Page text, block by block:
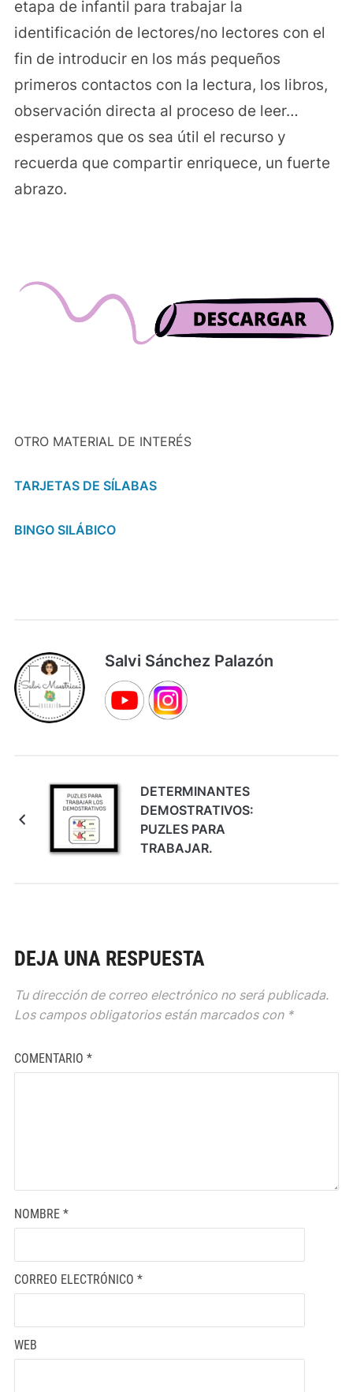
etapa de infantil para trabajar la
identificación de lectores/no lectores con el
fin de introducir en los más pequeños
primeros contactos con la lectura, los libros,
observación directa al proceso de leer…
esperamos que os sea útil el recurso y
recuerda que compartir enriquece, un fuerte
abrazo.
OTRO MATERIAL DE INTERÉS
TARJETAS DE SÍLABAS
BINGO SILÁBICO
Salvi Sánchez Palazón
DETERMINANTES
DEMOSTRATIVOS:
PUZLES PARA
TRABAJAR.
DEJA UNA RESPUESTA
Tu dirección de correo electrónico no será publicada.
Los campos obligatorios están marcados con *
COMENTARIO *
NOMBRE *
CORREO ELECTRÓNICO *
WEB